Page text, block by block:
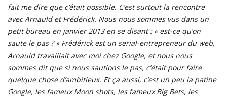
fait me dire que c’était possible. C’est surtout la rencontre
avec Arnauld et Frédérick. Nous nous sommes vus dans un
petit bureau en janvier 2013 en se disant : « est-ce qu’on
saute le pas ? » Frédérick est un serial-entrepreneur du web,
Arnauld travaillait avec moi chez Google, et nous nous
sommes dit que si nous sautions le pas, c’était pour faire
quelque chose d’ambitieux. Et ça aussi, c’est un peu la patine
Google, les fameux Moon shots, les fameux Big Bets, les